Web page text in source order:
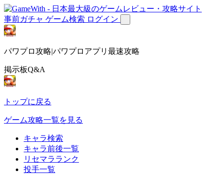
事前ガチャ ゲーム検索 ログイン
パワプロ攻略|パワプロアプリ最速攻略
掲示板Q&A
トップに戻る
ゲーム攻略一覧を見る
キャラ検索
キャラ前後一覧
リセマラランク
投手一覧